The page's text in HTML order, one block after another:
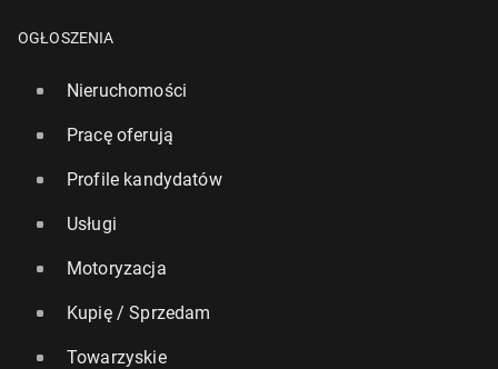
wyrwać broń za­ma­chow­co­wi, otrzy­mał czek na 2,5
mln AUD
OGŁOSZENIA
Nieruchomości
Pracę oferują
Profile kandydatów
Usługi
Motoryzacja
Kupię / Sprzedam
Towarzyskie